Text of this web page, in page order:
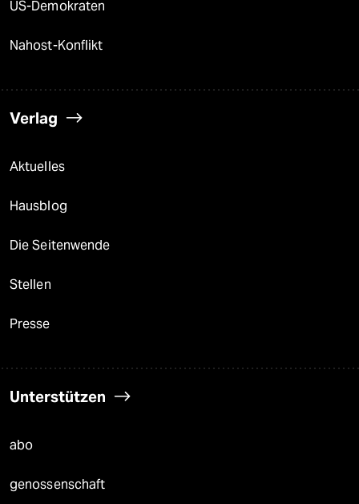
US-Demokraten
Nahost-Konflikt
Verlag
Aktuelles
Hausblog
Die Seitenwende
Stellen
Presse
Unterstützen
abo
genossenschaft